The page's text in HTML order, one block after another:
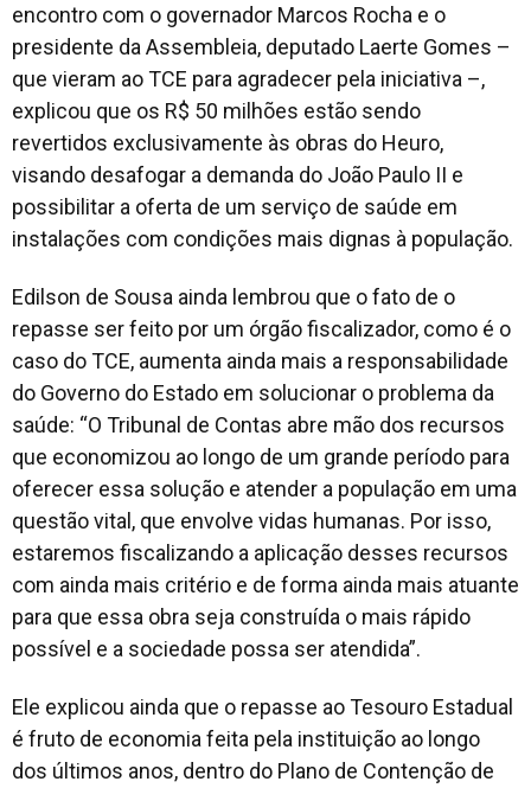
encontro com o governador Marcos Rocha e o
presidente da Assembleia, deputado Laerte Gomes –
que vieram ao TCE para agradecer pela iniciativa –,
explicou que os R$ 50 milhões estão sendo
revertidos exclusivamente às obras do Heuro,
visando desafogar a demanda do João Paulo II e
possibilitar a oferta de um serviço de saúde em
instalações com condições mais dignas à população.
Edilson de Sousa ainda lembrou que o fato de o
repasse ser feito por um órgão fiscalizador, como é o
caso do TCE, aumenta ainda mais a responsabilidade
do Governo do Estado em solucionar o problema da
saúde: “O Tribunal de Contas abre mão dos recursos
que economizou ao longo de um grande período para
oferecer essa solução e atender a população em uma
questão vital, que envolve vidas humanas. Por isso,
estaremos fiscalizando a aplicação desses recursos
com ainda mais critério e de forma ainda mais atuante
para que essa obra seja construída o mais rápido
possível e a sociedade possa ser atendida”.
Ele explicou ainda que o repasse ao Tesouro Estadual
é fruto de economia feita pela instituição ao longo
dos últimos anos, dentro do Plano de Contenção de